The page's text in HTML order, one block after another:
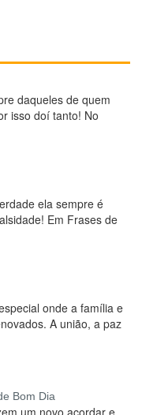
daqueles de quem
isso doí tanto! No
ela sempre é
Em Frases de
onde a família e
A união, a paz
Bom Dia
um novo acordar e,